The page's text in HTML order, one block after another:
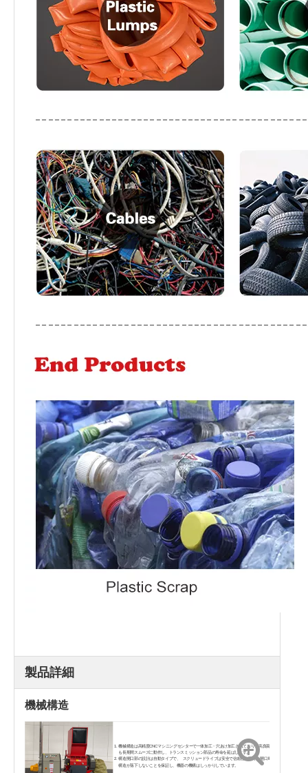
製品詳細
機械構造
機械構造は高精度CNCマシニングセンターで一体加工・穴あけ加工されており、高負荷下で
も長期間スムーズに動作し、トランスミッション部品の寿命を延ばします。
構造開口部の設計は自動タイプで、 スクリュードライブは安全で信頼性が高く、開口時に
構造が落下しないことを保証し、機器の機構はしっかりしています。